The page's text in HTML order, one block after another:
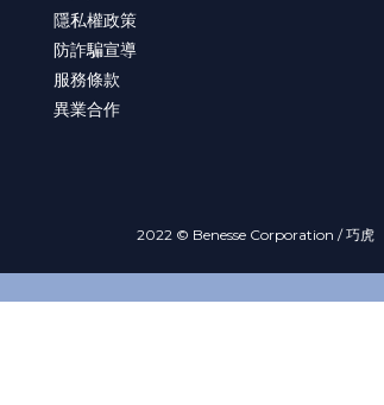
隱私權政策
防詐騙宣導
服務條款
異業合作
2022 © Benesse Corporation / 巧虎